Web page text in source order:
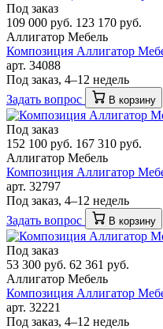
Под заказ
109 000 руб. 123 170 руб.
Аллигатор Мебель
Композиция Аллигатор
арт. 34088
Под заказ, 4–12 недель
Задать вопрос
В корзину
Под заказ
152 100 руб. 167 310 руб.
Аллигатор Мебель
Композиция Аллигатор
арт. 32797
Под заказ, 4–12 недель
Задать вопрос
В корзину
Под заказ
53 300 руб. 62 361 руб.
Аллигатор Мебель
Композиция Аллигатор
арт. 32221
Под заказ, 4–12 недель